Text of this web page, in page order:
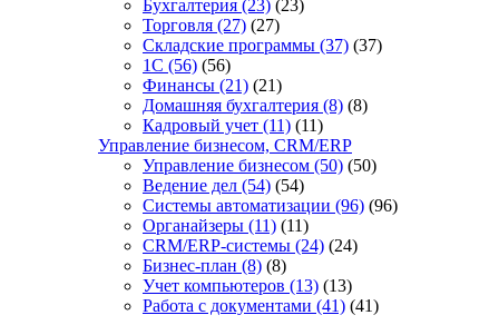
Бухгалтерия (23) (23)
Торговля (27) (27)
Складские программы (37) (37)
1С (56) (56)
Финансы (21) (21)
Домашняя бухгалтерия (8) (8)
Кадровый учет (11) (11)
Управление бизнесом, CRM/ERP
Управление бизнесом (50) (50)
Ведение дел (54) (54)
Системы автоматизации (96) (96)
Органайзеры (11) (11)
CRM/ERP-системы (24) (24)
Бизнес-план (8) (8)
Учет компьютеров (13) (13)
Работа с документами (41) (41)